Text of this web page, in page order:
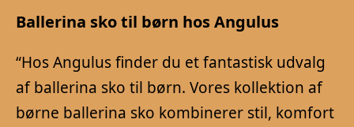
Ballerina sko til børn hos Angulus
“Hos Angulus finder du et fantastisk udvalg
af ballerina sko til børn. Vores kollektion af
børne ballerina sko kombinerer stil, komfort